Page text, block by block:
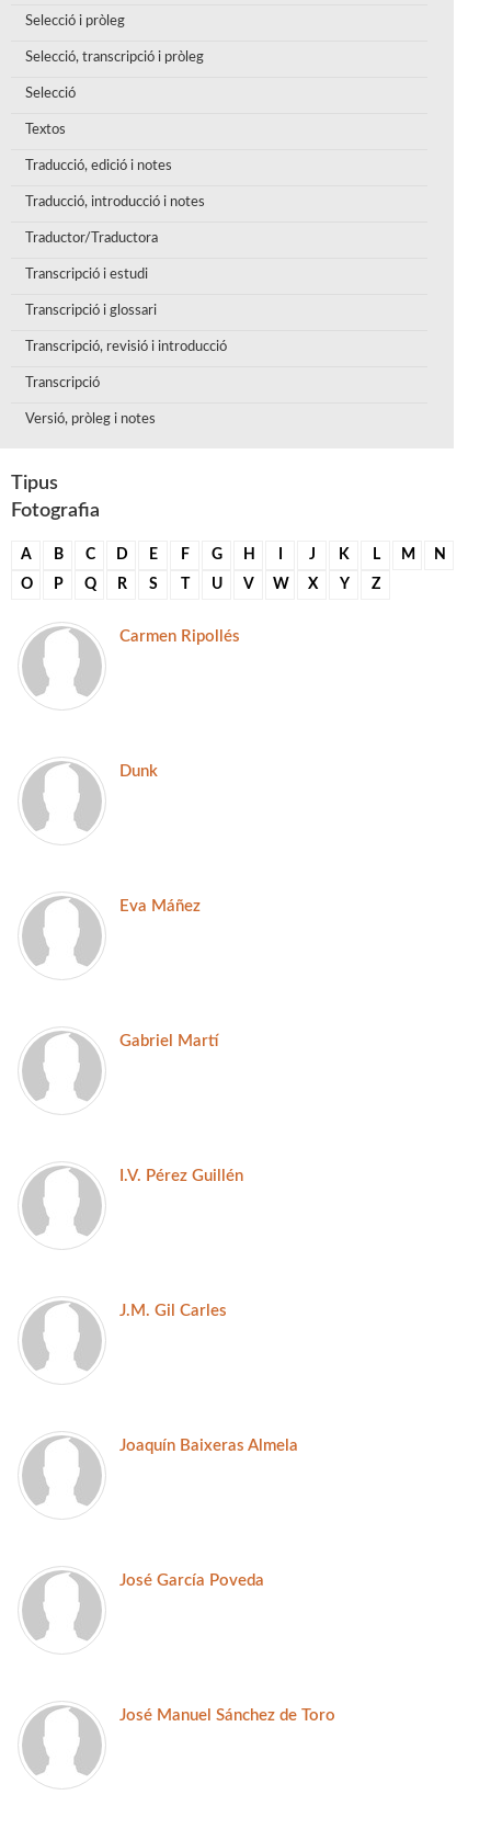
Selecció i pròleg
Selecció, transcripció i pròleg
Selecció
Textos
Traducció, edició i notes
Traducció, introducció i notes
Traductor/Traductora
Transcripció i estudi
Transcripció i glossari
Transcripció, revisió i introducció
Transcripció
Versió, pròleg i notes
Tipus
Fotografia
A B C D E F G H J K L M
N
O
P Q R S T U V W X Y Z
Carmen Ripollés
Dunk
Eva Máñez
Gabriel Martí
I.V. Pérez Guillén
J.M. Gil Carles
Joaquín Baixeras Almela
José García Poveda
José Manuel Sánchez de Toro